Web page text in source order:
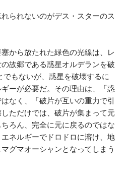
られないのがデス・スターのス
から放たれた緑色の光線は、レ
故郷である惑星オルデランを破
でもないが、惑星を破壊するに
ーが必要だ。その理由は、「惑
なく、「破片が互いの重力で引
ただけでは、破片が集まって元
ろん、完全に元に戻るのではな
ネルギーでドロドロに溶け、地
グマオーシャンとなってしまう